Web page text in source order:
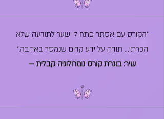
"הקורס עם אסתר פתח לי שער לתודעה שלא
הכרתי... תודה על ידע קדום שנמסר באהבה."
— שיר: בוגרת קורס נומרולוגיה קבלית